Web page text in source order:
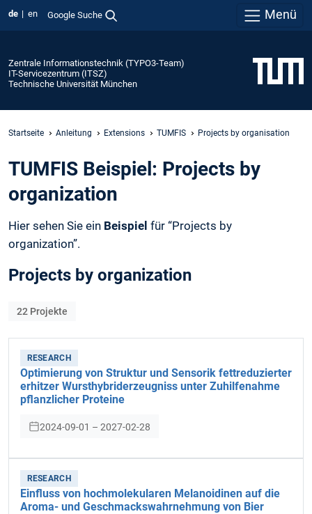
de en Google Suche Menü
Zentrale Informationstechnik (TYPO3-Team)
IT-Servicezentrum (ITSZ)
Technische Universität München
Startseite Anleitung Extensions TUMFIS Projects by organisation
TUMFIS Beispiel: Projects by
organization
Hier sehen Sie ein Beispiel für “Projects by
organization”.
Projects by organization
22 Projekte
RESEARCH
Optimierung von Struktur und Sensorik fettreduzierter
erhitzer Wursthybriderzeugniss unter Zuhilfenahme
pflanzlicher Proteine
2024-09-01 – 2027-02-28
RESEARCH
Einfluss von hochmolekularen Melanoidinen auf die
Aroma- und Geschmackswahrnehmung von Bier